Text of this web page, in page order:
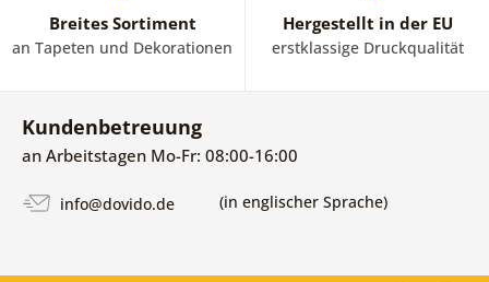
Breites Sortiment
an Tapeten und Dekorationen
Hergestellt in der EU
erstklassige Druckqualität
Kundenbetreuung
an Arbeitstagen Mo-Fr: 08:00-16:00
info@dovido.de (in englischer Sprache)